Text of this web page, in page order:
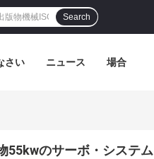
Search
さい ニュース 場合
55kwのサーボ・システム